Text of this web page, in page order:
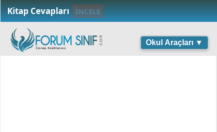
Kitap Cevapları İNCELE
Okul Araçları ▼